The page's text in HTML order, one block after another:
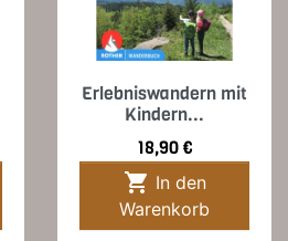
Erlebniswandern mit
Kindern...
Preis
18,90 €

Warenkorb